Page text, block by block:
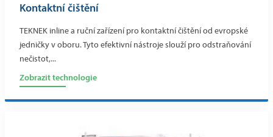
Kontaktní čištění
TEKNEK inline a ruční zařízení pro kontaktní čištění od evropské
jedničky v oboru. Tyto efektivní nástroje slouží pro odstraňování
nečistot,...
Zobrazit technologie